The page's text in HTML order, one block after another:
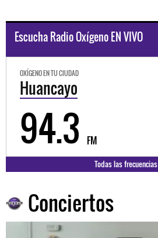
Escucha Radio Oxígeno EN VIVO
OXÍGENO EN TU CIUDAD
Huancayo
94.3 FM
Todas las frecuencias
Conciertos